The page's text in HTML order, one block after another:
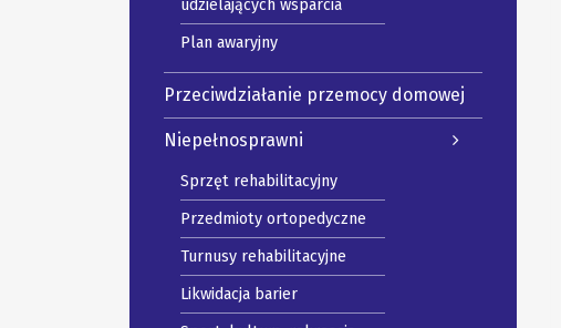
udzielających wsparcia
Plan awaryjny
Przeciwdziałanie przemocy domowej
Niepełnosprawni
Sprzęt rehabilitacyjny
Przedmioty ortopedyczne
Turnusy rehabilitacyjne
Likwidacja barier